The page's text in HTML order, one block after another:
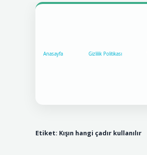
Anasayfa Gizlilik Politikası
Etiket: Kışın hangi çadır kullanılır